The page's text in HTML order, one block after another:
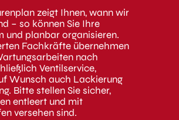
zeigt Ihnen, wann wir
– so können Sie Ihre
und planbar organisieren.
Fachkräfte übernehmen
nach
Ventilservice,
Wunsch auch Lackierung
Bitte stellen Sie sicher,
entleert und mit
versehen sind.